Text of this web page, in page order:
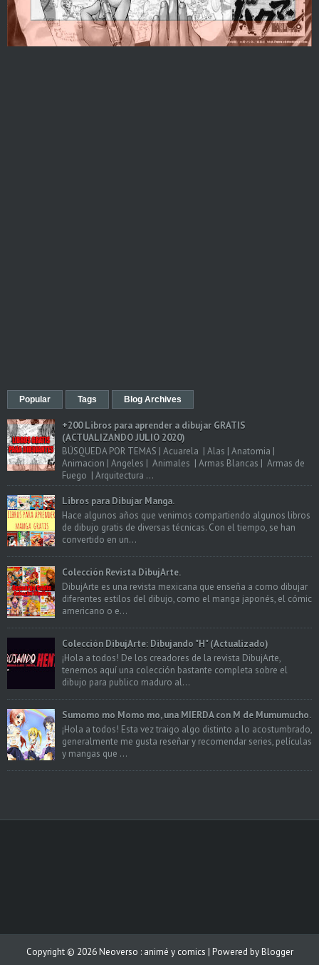
Popular Tags Blog Archives
+200 Libros para aprender a dibujar GRATIS
(ACTUALIZANDO JULIO 2020)
BÚSQUEDA POR TEMAS | Acuarela | Alas | Anatomia |
Animacion | Angeles | Animales | Armas Blancas | Armas de
Fuego | Arquitectura ...
Libros para Dibujar Manga.
Hace algunos años que venimos compartiendo algunos libros
de dibujo gratis de diversas técnicas. Con el tiempo, se han
convertido en un...
Colección Revista DibujArte.
DibujArte es una revista mexicana que enseña a como dibujar
diferentes estilos del dibujo, como el manga japonés, el cómic
americano o e...
Colección DibujArte: Dibujando "H" (Actualizado)
¡Hola a todos! De los creadores de la revista DibujArte,
tenemos aquí una colección bastante completa sobre el
dibujo para publico maduro al...
Sumomo mo Momo mo, una MIERDA con M de Mumumucho.
¡Hola a todos! Esta vez traigo algo distinto a lo acostumbrado,
generalmente me gusta reseñar y recomendar series, películas
y mangas que ...
Copyright © 2026Neoverso : animé y comics | Powered byBlogger